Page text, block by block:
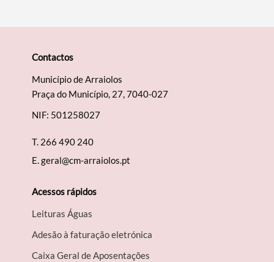
Contactos
Município de Arraiolos
Praça do Município, 27, 7040-027
NIF: 501258027
T. 266 490 240
E.geral@cm-arraiolos.pt
Acessos rápidos
Leituras Águas
Adesão à faturação eletrónica
Caixa Geral de Aposentações